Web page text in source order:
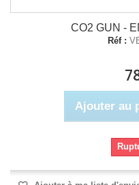
CO2 GUN -
Réf :
Ajouter au